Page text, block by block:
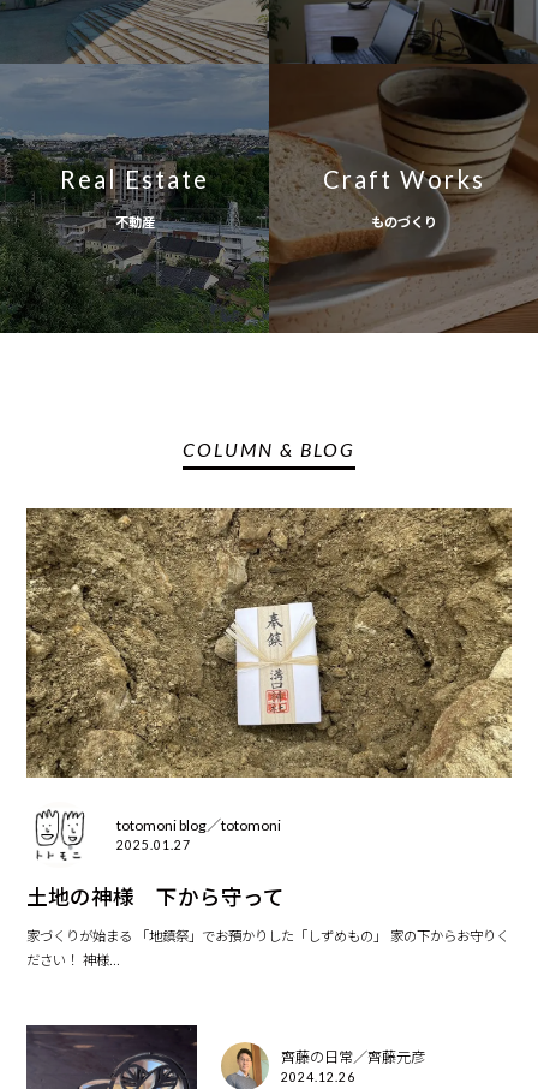
Real Estate
不動産
Craft Works
ものづくり
COLUMN & BLOG
totomoni blog／totomoni
2025.01.27
土地の神様 下から守って
家づくりが始まる 「地鎮祭」でお預かりした「しずめもの」 家の下からお守りく
ださい！ 神様...
齊藤の日常／齊藤元彦
2024.12.26